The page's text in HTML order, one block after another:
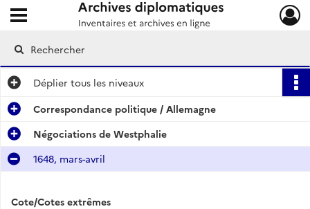
Archives diplomatiques
Ouvrir le menu déroulant
Déplier tous les niveaux
Correspondance politique / Allemagne
Négociations de Westphalie
1648, mars-avril
Cote/Cotes extrêmes